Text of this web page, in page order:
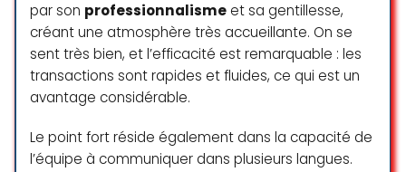
☆ 5/5
Excelente, eu e minha família e
amigo sempre enviamos pois
câmbio também é ótimo e os
atendimentos também são muito
par son professionnalisme et sa gentillesse,
créant une atmosphère très accueillante. On se
sent très bien, et l’efficacité est remarquable : les
transactions sont rapides et fluides, ce qui est un
avantage considérable.
Le point fort réside également dans la capacité de
l’équipe à communiquer dans plusieurs langues.